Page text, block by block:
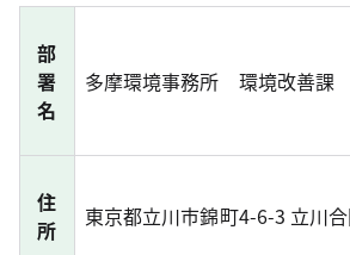
部
署
名
多摩環境事務所 環境改善課
住
所
東京都立川市錦町4-6-3 立川